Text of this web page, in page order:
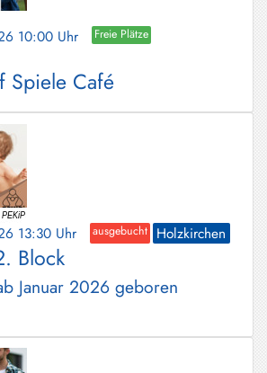
10:00 Uhr Freie Plätze
Spiele Café
13:30 Uhr ausgebucht Holzkirchen
Block
Januar 2026 geboren